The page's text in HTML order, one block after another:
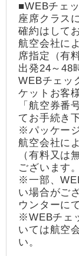
■WEBチェ
座席クラス
確約はして
航空会社に
席指定（有
出発24～48
WEBチェッ
ケットお客
「航空券番
てお手続き
※パッケー
航空会社に
（有料又は
ございます。
※一部、
い場合がご
ウンターに
※WEBチェ
いては航空
い。